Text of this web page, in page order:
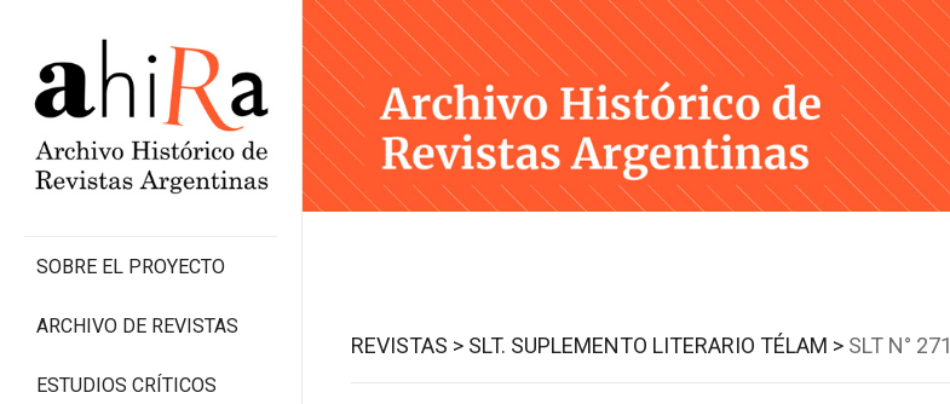
Skip
to
content
SOBRE EL PROYECTO
ARCHIVO DE REVISTAS
ESTUDIOS CRÍTICOS
REVISTAS > SLT. SUPLEMENTO LITERARIO TÉLAM > SLT N° 271